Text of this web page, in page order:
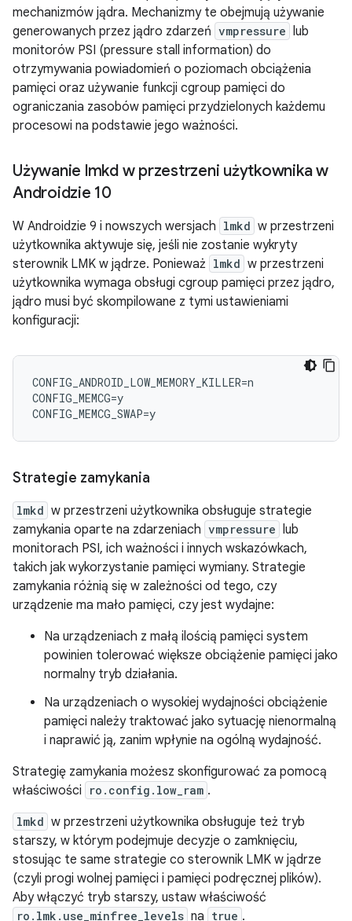
mechanizmów jądra. Mechanizmy te obejmują używanie
generowanych przez jądro zdarzeń vmpressure lub
monitorów PSI (pressure stall information) do
otrzymywania powiadomień o poziomach obciążenia
pamięci oraz używanie funkcji cgroup pamięci do
ograniczania zasobów pamięci przydzielonych każdemu
procesowi na podstawie jego ważności.
Używanie lmkd w przestrzeni użytkownika w
Androidzie 10
W Androidzie 9 i nowszych wersjach lmkd w przestrzeni
użytkownika aktywuje się, jeśli nie zostanie wykryty
sterownik LMK w jądrze. Ponieważ lmkd w przestrzeni
użytkownika wymaga obsługi cgroup pamięci przez jądro,
jądro musi być skompilowane z tymi ustawieniami
konfiguracji:
CONFIG_ANDROID_LOW_MEMORY_KILLER=n
CONFIG_MEMCG=y
Strategie zamykania
lmkd w przestrzeni użytkownika obsługuje strategie
zamykania oparte na zdarzeniach vmpressure lub
monitorach PSI, ich ważności i innych wskazówkach,
takich jak wykorzystanie pamięci wymiany. Strategie
zamykania różnią się w zależności od tego, czy
urządzenie ma mało pamięci, czy jest wydajne:
Na urządzeniach z małą ilością pamięci system
powinien tolerować większe obciążenie pamięci jako
normalny tryb działania.
Na urządzeniach o wysokiej wydajności obciążenie
pamięci należy traktować jako sytuację nienormalną
i naprawić ją, zanim wpłynie na ogólną wydajność.
Strategię zamykania możesz skonfigurować za pomocą
właściwości
ro.config.low_ram .
lmkd w przestrzeni użytkownika obsługuje też tryb
starszy, w którym podejmuje decyzje o zamknięciu,
stosując te same strategie co sterownik LMK w jądrze
(czyli progi wolnej pamięci i pamięci podręcznej plików).
Aby włączyć tryb starszy, ustaw właściwość
ro.lmk.use_minfree_levels na true .